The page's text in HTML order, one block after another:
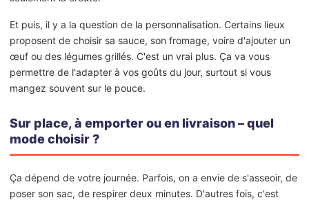
Et puis, il y a la question de la personnalisation. Certains lieux
proposent de choisir sa sauce, son fromage, voire d'ajouter un
œuf ou des légumes grillés. C'est un vrai plus. Ça va vous
permettre de l'adapter à vos goûts du jour, surtout si vous
mangez souvent sur le pouce.
Sur place, à emporter ou en livraison – quel
mode choisir ?
Ça dépend de votre journée. Parfois, on a envie de s'asseoir, de
poser son sac, de respirer deux minutes. D'autres fois, c'est